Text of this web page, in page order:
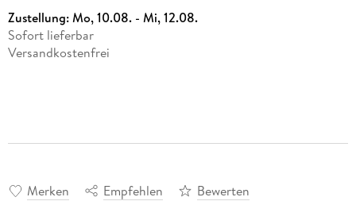
Zustellung:Mo, 10.08. - Mi, 12.08.
Sofort lieferbar
Versandkostenfrei
Merken Empfehlen Bewerten